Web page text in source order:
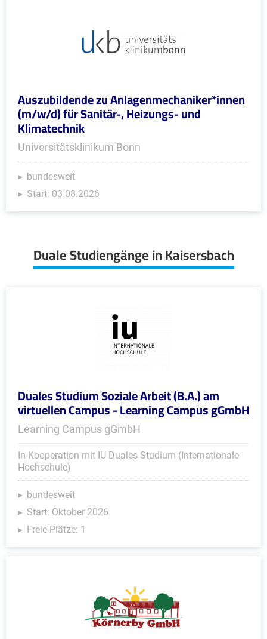
Auszubildende zu Anlagenmechaniker*innen
(m/w/d) für Sanitär-, Heizungs- und
Klimatechnik
Universitätsklinikum Bonn
bundesweit
Start: 03.08.2026
Duale Studiengänge in Kaisersbach
Duales Studium Soziale Arbeit (B.A.) am
virtuellen Campus - Learning Campus gGmbH
Learning Campus gGmbH
In Kooperation mit IU Duales Studium (Internationale
Hochschule)
bundesweit
Start: Oktober 2026
Freie Plätze: 1